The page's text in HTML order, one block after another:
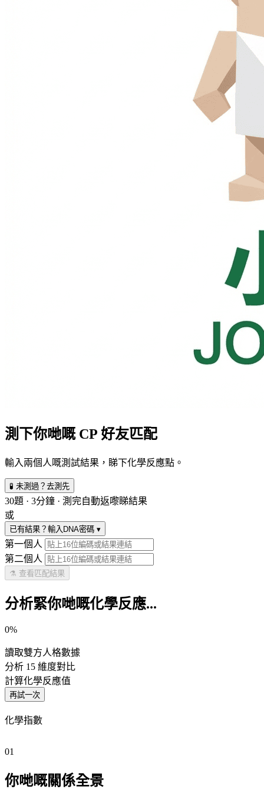
測下你哋嘅 CP 好友匹配
輸入兩個人嘅測試結果，睇下化學反應點。
🧪 未測過？去測先
30題 · 3分鐘 · 測完自動返嚟睇結果
或
已有結果？輸入DNA密碼 ▾
第一個人
第二個人
⚗️ 查看匹配結果
分析緊你哋嘅化學反應...
0%
讀取雙方人格數據
分析 15 維度對比
計算化學反應值
再試一次
化學指數
01
你哋嘅關係全景